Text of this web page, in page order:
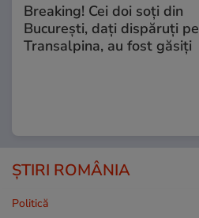
Breaking! Cei doi soți din
București, dați dispăruți pe
Transalpina, au fost găsiți
ȘTIRI ROMÂNIA
Politică